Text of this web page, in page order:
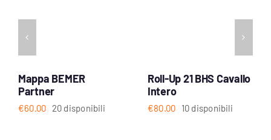
Mappa BEMER
Partner
€60.00 20 disponibili
Roll-Up 21 BHS Cavallo
Intero
€80.00 10 disponibili